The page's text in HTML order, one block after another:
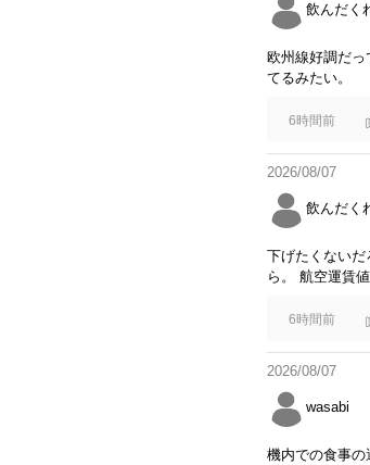
飲んだく
欧州線好調だっ
てるみたい。
6時間前
2026/08/07
飲んだく
下げたくない
ら。 航空運賃
6時間前
2026/08/07
wasabi
機内での食事の